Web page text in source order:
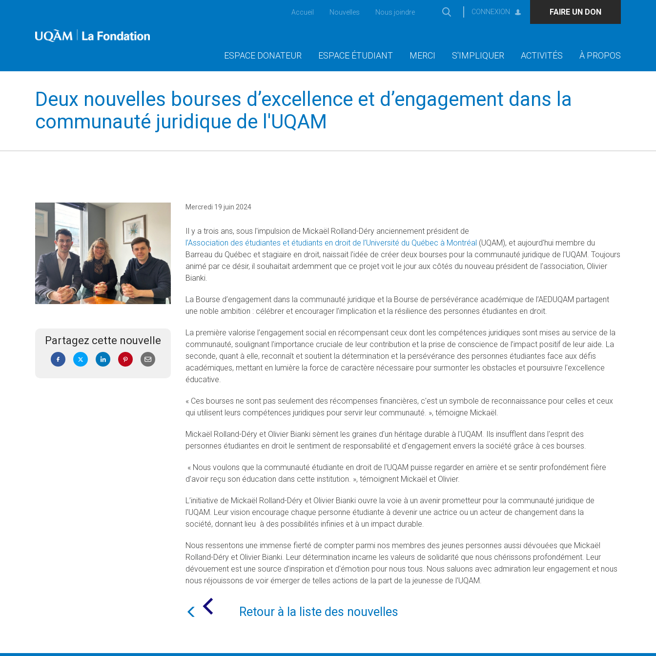
Accueil Nouvelles Nous joindre CONNEXION FAIRE UN DON
ESPACE DONATEUR ESPACE ÉTUDIANT MERCI S'IMPLIQUER ACTIVITÉS À PROPOS
Deux nouvelles bourses d’excellence et d’engagement dans la
communauté juridique de l'UQAM
Partagez cette nouvelle
Mercredi 19 juin 2024
Il y a trois ans, sous l'impulsion de Mickaël Rolland-Déry anciennement président de
l’Association des étudiantes et étudiants en droit de l’Université du Québec à Montréal (UQAM), et aujourd'hui membre du
Barreau du Québec et stagiaire en droit, naissait l'idée de créer deux bourses pour la communauté juridique de l'UQAM. Toujours
animé par ce désir, il souhaitait ardemment que ce projet voit le jour aux côtés du nouveau président de l’association, Olivier
Bianki.
La Bourse d’engagement dans la communauté juridique et la Bourse de persévérance académique de l’AEDUQAM partagent
une noble ambition : célébrer et encourager l’implication et la résilience des personnes étudiantes en droit.
La première valorise l’engagement social en récompensant ceux dont les compétences juridiques sont mises au service de la
communauté, soulignant l'importance cruciale de leur contribution et la prise de conscience de l’impact positif de leur aide. La
seconde, quant à elle, reconnaît et soutient la détermination et la persévérance des personnes étudiantes face aux défis
académiques, mettant en lumière la force de caractère nécessaire pour surmonter les obstacles et poursuivre l'excellence
éducative.
« Ces bourses ne sont pas seulement des récompenses financières, c'est un symbole de reconnaissance pour celles et ceux
qui utilisent leurs compétences juridiques pour servir leur communauté. », témoigne Mickaël.
Mickaël Rolland-Déry et Olivier Bianki sèment les graines d'un héritage durable à l'UQAM. Ils insufflent dans l'esprit des
personnes étudiantes en droit le sentiment de responsabilité et d'engagement envers la société grâce à ces bourses.
« Nous voulons que la communauté étudiante en droit de l'UQAM puisse regarder en arrière et se sentir profondément fière
d'avoir reçu son éducation dans cette institution. », témoignent Mickaël et Olivier.
L’initiative de Mickaël Rolland-Déry et Olivier Bianki ouvre la voie à un avenir prometteur pour la communauté juridique de
l'UQAM. Leur vision encourage chaque personne étudiante à devenir une actrice ou un acteur de changement dans la
société, donnant lieu à des possibilités infinies et à un impact durable.
Nous ressentons une immense fierté de compter parmi nos membres des jeunes personnes aussi dévouées que Mickaël
Rolland-Déry et Olivier Bianki. Leur détermination incarne les valeurs de solidarité que nous chérissons profondément. Leur
dévouement est une source d'inspiration et d'émotion pour nous tous. Nous saluons avec admiration leur engagement et nous
nous réjouissons de voir émerger de telles actions de la part de la jeunesse de l'UQAM.
Retour à la liste des nouvelles